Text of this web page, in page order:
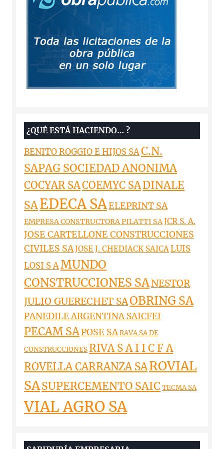
¿QUÉ ESTÁ HACIENDO… ?
BENITO ROGGIO E HIJOS SAC.N.
SAPAG SOCIEDAD ANONIMA
COCYAR SACOEMYC SADINALE
SAEDECA SAELEPRINT SA
EMPRESA CONSTRUCTORA PILATTI SAJCR S. A.
JOSE CARTELLONE CONSTRUCCIONES
CIVILES SAJOSE J. CHEDIACK SAICALUIS
LOSI S AMUNDO
CONSTRUCCIONES SANESTOR
JULIO GUERECHET SAOBRING SA
PANEDILE ARGENTINA SAICFEI
PECAM SAPOSE SARAVA SA DE
CONSTRUCCIONES RIVA S A I I C F A
ROVELLA CARRANZA SAROVIAL
SASUPERCEMENTO SAIC TECMA SA
VIAL AGRO SA